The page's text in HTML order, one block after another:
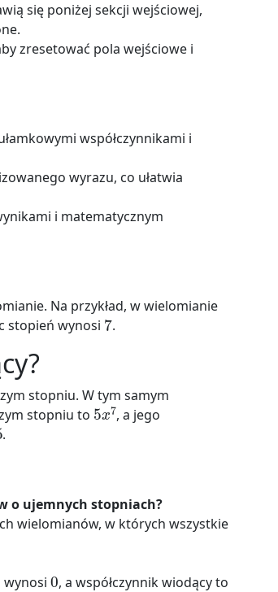
się poniżej sekcji wejściowej,
zresetować pola wejściowe i
współczynnikami i
wyrazu, co ułatwia
i matematycznym
Na przykład, w wielomianie
stopień wynosi
7
.
stopniu. W tym samym
stopniu to
5x7
, a jego
.
o ujemnych stopniach?
wielomianów, w których wszystkie
wynosi , a współczynnik wiodący to